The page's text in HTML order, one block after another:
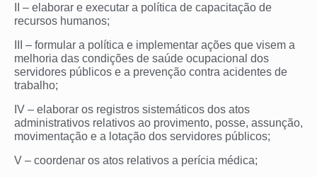
II – elaborar e executar a política de capacitação de
recursos humanos;
III – formular a política e implementar ações que visem a
melhoria das condições de saúde ocupacional dos
servidores públicos e a prevenção contra acidentes de
trabalho;
IV – elaborar os registros sistemáticos dos atos
administrativos relativos ao provimento, posse, assunção,
movimentação e a lotação dos servidores públicos;
V – coordenar os atos relativos a perícia médica;